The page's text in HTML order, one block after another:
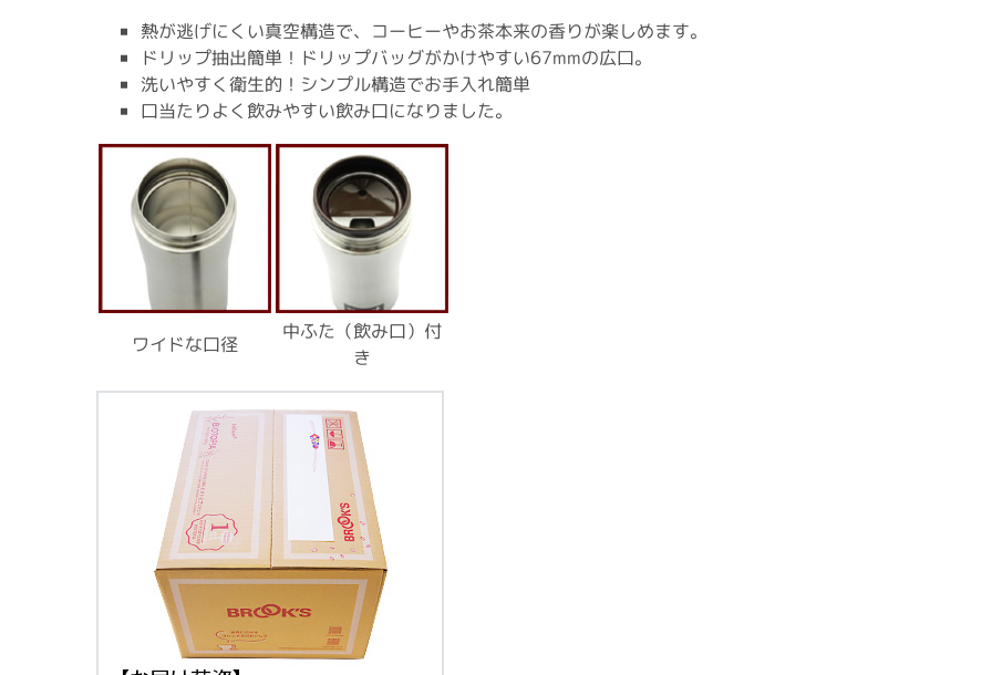
熱が逃げにくい真空構造で、コーヒーやお茶本来の香りが楽しめます。
ドリップ抽出簡単！ドリップバッグがかけやすい67mmの広口。
洗いやすく衛生的！シンプル構造でお手入れ簡単
口当たりよく飲みやすい飲み口になりました。
ワイドな口径
中ふた（飲み口）付
き